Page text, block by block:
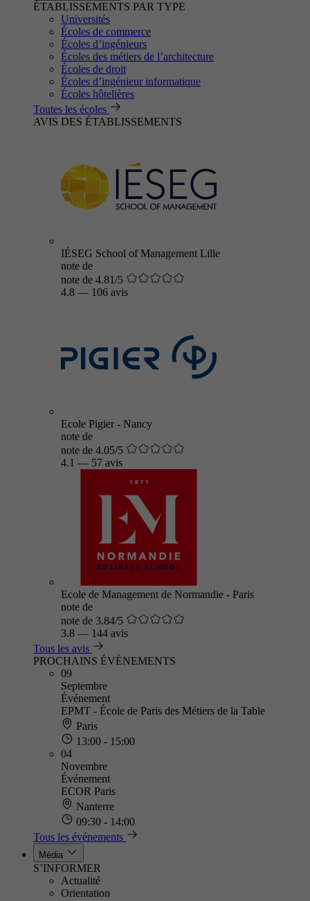
ÉTABLISSEMENTS PAR TYPE
Universités
Écoles de commerce
Écoles d’ingénieurs
Écoles des métiers de l’architecture
Écoles de droit
Écoles d’ingénieur informatique
Écoles hôtelières
Toutes les écoles
AVIS DES ÉTABLISSEMENTS
IÉSEG School of Management Lille
note de
note de 4.81/5
4.8 — 106 avis
Ecole Pigier - Nancy
note de
note de 4.05/5
4.1 — 57 avis
Ecole de Management de Normandie - Paris
note de
note de 3.84/5
3.8 — 144 avis
Tous les avis
PROCHAINS ÉVÈNEMENTS
09
Septembre
Événement
EPMT - École de Paris des Métiers de la Table
Paris
13:00 - 15:00
04
Novembre
Événement
ECOR Paris
Nanterre
09:30 - 14:00
Tous les événements
Média
S’INFORMER
Actualité
Orientation